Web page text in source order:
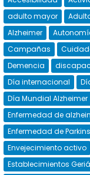
adulto mayor
Alzheimer
Campañas
Demencia
Día internacional
Día Mundial Alzheimer
Enfermedad de
Enfermedad de
Envejecimiento activo
Establecimientos